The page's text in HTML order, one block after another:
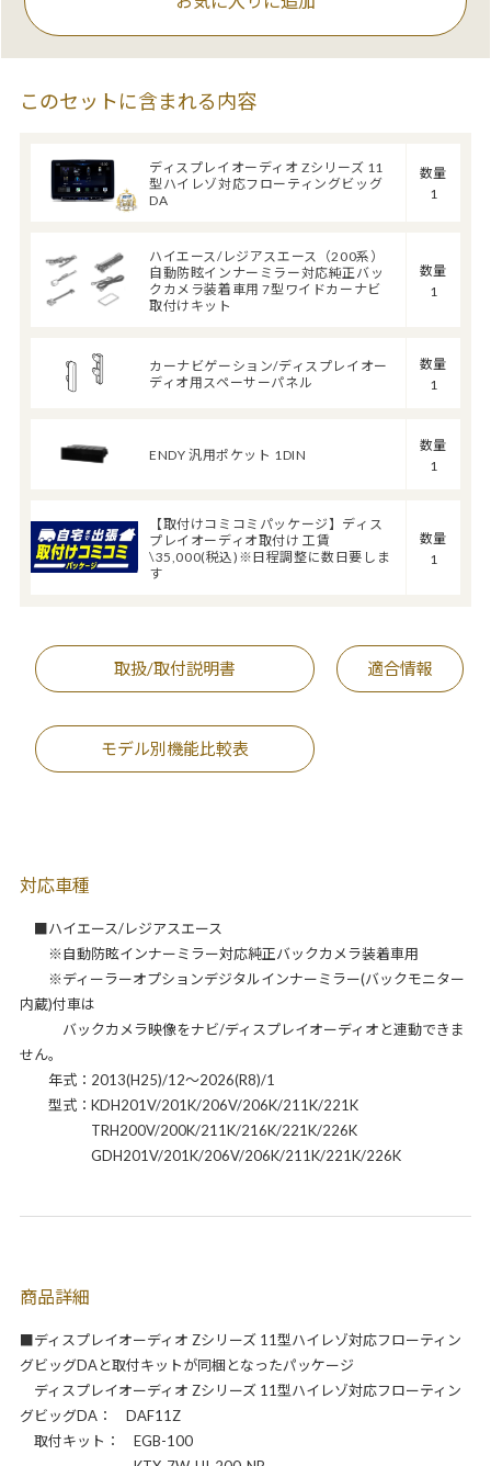
このセットに含まれる内容
ディスプレイオーディオ Zシリーズ 11
型ハイレゾ対応フローティングビッグ
DA
数量
1
ハイエース/レジアスエース（200系）
自動防眩インナーミラー対応純正バッ
クカメラ装着車用 7型ワイドカーナビ
取付けキット
数量
1
カーナビゲーション/ディスプレイオー
ディオ用スペーサーパネル
数量
1
ENDY 汎用ポケット 1DIN
数量
1
【取付けコミコミパッケージ】ディス
プレイオーディオ取付け 工賃
\35,000(税込)※日程調整に数日要しま
す
数量
1
取扱/取付説明書 適合情報
モデル別機能比較表
対応車種
■ハイエース/レジアスエース
※自動防眩インナーミラー対応純正バックカメラ装着車用
※ディーラーオプションデジタルインナーミラー(バックモニター
内蔵)付車は
バックカメラ映像をナビ/ディスプレイオーディオと連動できま
せん。
年式：2013(H25)/12～2026(R8)/1
型式：KDH201V/201K/206V/206K/211K/221K
TRH200V/200K/211K/216K/221K/226K
GDH201V/201K/206V/206K/211K/221K/226K
商品詳細
■ディスプレイオーディオ Zシリーズ 11型ハイレゾ対応フローティン
グビッグDAと取付キットが同梱となったパッケージ
ディスプレイオーディオ Zシリーズ 11型ハイレゾ対応フローティン
グビッグDA： DAF11Z
取付キット： EGB-100